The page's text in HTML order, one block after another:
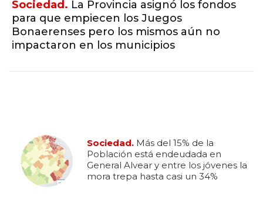
Sociedad. La Provincia asignó los fondos
para que empiecen los Juegos
Bonaerenses pero los mismos aún no
impactaron en los municipios
Sociedad. Más del 15% de la
Población está endeudada en
General Alvear y entre los jóvenes la
mora trepa hasta casi un 34%